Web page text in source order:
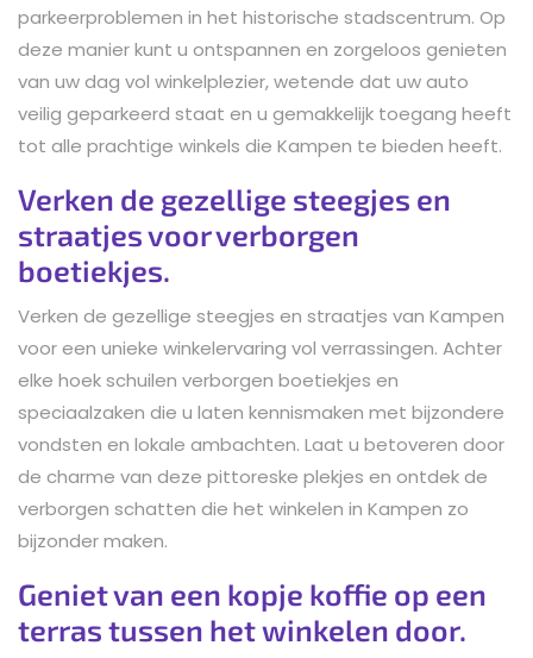
parkeerproblemen in het historische stadscentrum. Op
deze manier kunt u ontspannen en zorgeloos genieten
van uw dag vol winkelplezier, wetende dat uw auto
veilig geparkeerd staat en u gemakkelijk toegang heeft
tot alle prachtige winkels die Kampen te bieden heeft.
Verken de gezellige steegjes en
straatjes voor verborgen
boetiekjes.
Verken de gezellige steegjes en straatjes van Kampen
voor een unieke winkelervaring vol verrassingen. Achter
elke hoek schuilen verborgen boetiekjes en
speciaalzaken die u laten kennismaken met bijzondere
vondsten en lokale ambachten. Laat u betoveren door
de charme van deze pittoreske plekjes en ontdek de
verborgen schatten die het winkelen in Kampen zo
bijzonder maken.
Geniet van een kopje koffie op een
terras tussen het winkelen door.